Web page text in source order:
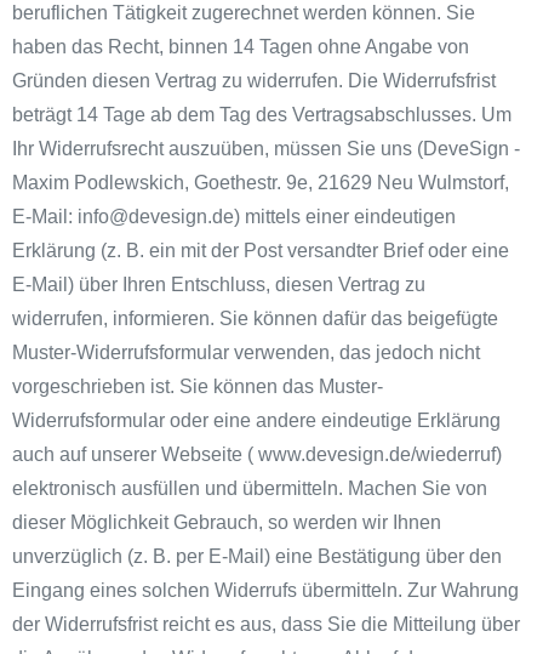
beruflichen Tätigkeit zugerechnet werden können. Sie
haben das Recht, binnen 14 Tagen ohne Angabe von
Gründen diesen Vertrag zu widerrufen. Die Widerrufsfrist
beträgt 14 Tage ab dem Tag des Vertragsabschlusses. Um
Ihr Widerrufsrecht auszuüben, müssen Sie uns (DeveSign -
Maxim Podlewskich, Goethestr. 9e, 21629 Neu Wulmstorf,
E-Mail: info@devesign.de) mittels einer eindeutigen
Erklärung (z. B. ein mit der Post versandter Brief oder eine
E-Mail) über Ihren Entschluss, diesen Vertrag zu
widerrufen, informieren. Sie können dafür das beigefügte
Muster-Widerrufsformular verwenden, das jedoch nicht
vorgeschrieben ist. Sie können das Muster-
Widerrufsformular oder eine andere eindeutige Erklärung
auch auf unserer Webseite ( www.devesign.de/wiederruf)
elektronisch ausfüllen und übermitteln. Machen Sie von
dieser Möglichkeit Gebrauch, so werden wir Ihnen
unverzüglich (z. B. per E-Mail) eine Bestätigung über den
Eingang eines solchen Widerrufs übermitteln. Zur Wahrung
der Widerrufsfrist reicht es aus, dass Sie die Mitteilung über